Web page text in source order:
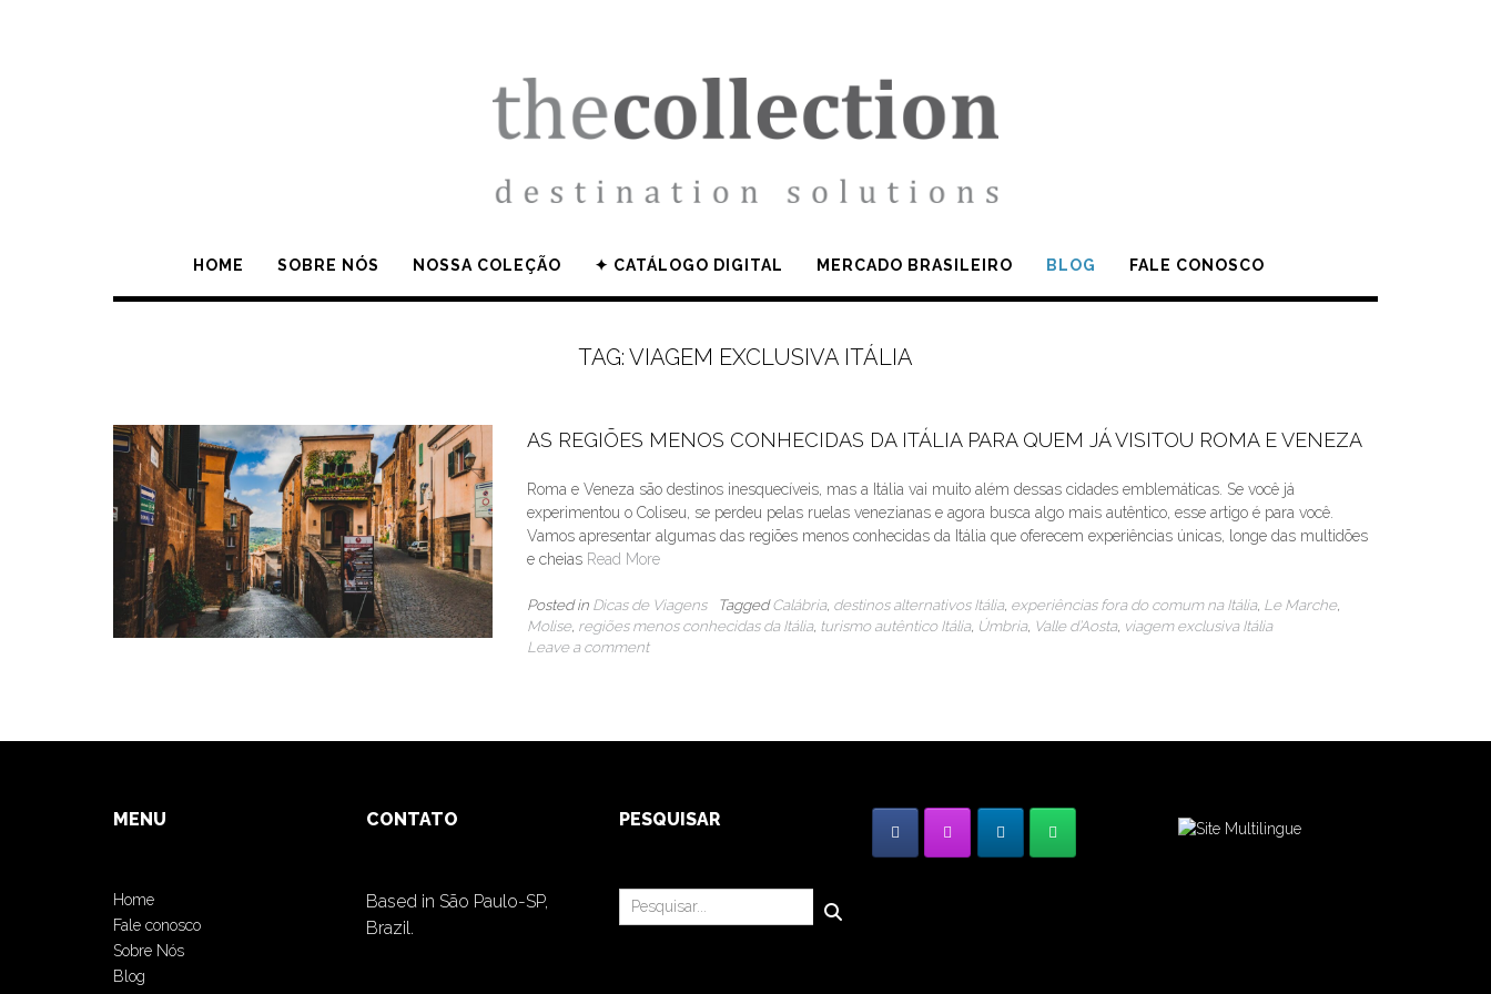
HOME SOBRE NÓS NOSSA COLEÇÃO ✦ CATÁLOGO DIGITAL MERCADO BRASILEIRO BLOG FALE CONOSCO
TAG: VIAGEM EXCLUSIVA ITÁLIA
AS REGIÕES MENOS CONHECIDAS DA ITÁLIA PARA QUEM JÁ VISITOU ROMA E VENEZA
Roma e Veneza são destinos inesquecíveis, mas a Itália vai muito além dessas cidades emblemáticas. Se você já
experimentou o Coliseu, se perdeu pelas ruelas venezianas e agora busca algo mais autêntico, esse artigo é para você.
Vamos apresentar algumas das regiões menos conhecidas da Itália que oferecem experiências únicas, longe das multidões
e cheias Read More
Posted in Dicas de Viagens TaggedCalábria, destinos alternativos Itália, experiências fora do comum na Itália, Le Marche,
Molise, regiões menos conhecidas da Itália, turismo autêntico Itália, Úmbria, Valle d’Aosta, viagem exclusiva Itália
Leave a comment
MENU
Home
Fale conosco
Sobre Nós
Blog
CONTATO
Based in São Paulo-SP,
Brazil.
PESQUISAR